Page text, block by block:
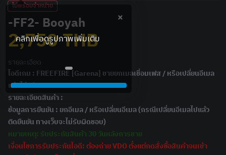
ไม่พร้อมจำหน่าย
-FF2- Booyah
2,750THB
รายละเอียด
ไอดีเกม : FREEFIRE [Garena] ขายยกเมลเชื่อมเฟส / หรือเปลี่ยนอีเมล
แจ้งได้ครับ
รายละเอียดสินค้า :
ข้อมูลการยืนยัน : ยกอีเมล / หรือเปลี่ยนอีเมล (กรณีเปลี่ยนอีเมลไปแล้ว
ติดยืนยัน ทางเว็บจะไม่รับผิดชอบ)
หมายเหตุ: รับประกันสินค้า 30 วันหลังการขาย
เงื่อนไขการรับประกันไอดี: ต้องถ่าย VDO ตั้งแต่กดสั่งซื้อสินค้าจนเข้า
×